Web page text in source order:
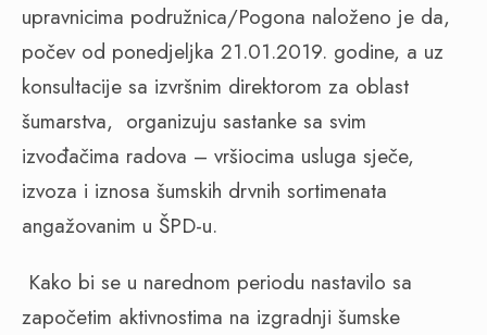
upravnicima podružnica/Pogona naloženo je da,
počev od ponedjeljka 21.01.2019. godine, a uz
konsultacije sa izvršnim direktorom za oblast
šumarstva, organizuju sastanke sa svim
izvođačima radova – vršiocima usluga sječe,
izvoza i iznosa šumskih drvnih sortimenata
angažovanim u ŠPD-u.
Kako bi se u narednom periodu nastavilo sa
započetim aktivnostima na izgradnji šumske